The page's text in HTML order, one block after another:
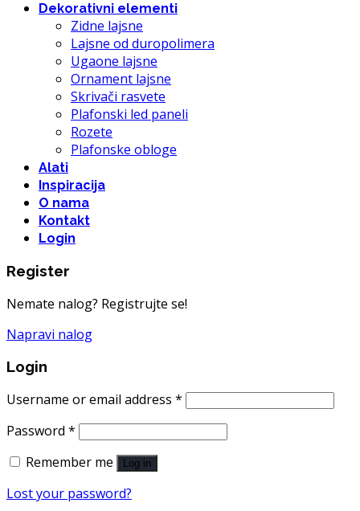
Dekorativni elementi
Zidne lajsne
Lajsne od duropolimera
Ugaone lajsne
Ornament lajsne
Skrivači rasvete
Plafonski led paneli
Rozete
Plafonske obloge
Alati
Inspiracija
O nama
Kontakt
Login
Register
Nemate nalog? Registrujte se!
Napravi nalog
Login
Username or email address *
Password *
Remember me
Log in
Lost your password?